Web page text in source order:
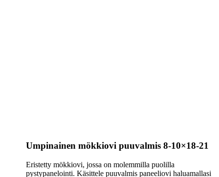
Umpinainen mökkiovi puuvalmis 8-10×18-21
Eristetty mökkiovi, jossa on molemmilla puolilla
pystypanelointi. Käsittele puuvalmis paneeliovi haluamallasi